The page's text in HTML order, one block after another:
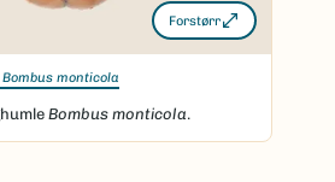
Forstørr
Bombus monticola
Bombus monticola.